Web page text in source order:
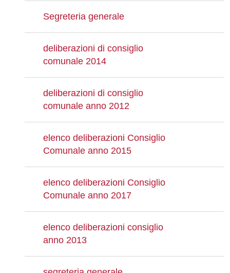
Segreteria generale
deliberazioni di consiglio
comunale 2014
deliberazioni di consiglio
comunale anno 2012
elenco deliberazioni Consiglio
Comunale anno 2015
elenco deliberazioni Consiglio
Comunale anno 2017
elenco deliberazioni consiglio
anno 2013